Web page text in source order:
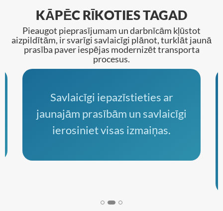
KĀPĒC RĪKOTIES TAGAD
Pieaugot pieprasījumam un darbnīcām kļūstot
aizpildītām, ir svarīgi savlaicīgi plānot, turklāt jaunā
prasība paver iespējas modernizēt transporta
procesus.
Savlaicīgi iepazīstieties ar
jaunajām prasībām un savlaicīgi
ierosiniet visas izmaiņas.